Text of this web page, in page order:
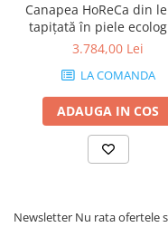
Canapea HoReCa din
tapițată în piele
100 cm - ASTON
3.784,00 Lei
LA COMANDA
ADAUGA IN COS
Newsletter Nu rata ofertele